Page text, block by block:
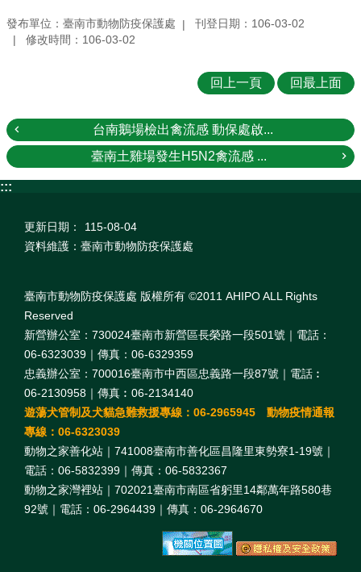
發布單位：臺南市動物防疫保護處
刊登日期：106-03-02
修改時間：106-03-02
回上一頁 回最上面
台南鵝場檢出禽流感 動保處啟...
臺南土雞場發生H5N2禽流感 ...
:::
更新日期：
115-08-04
資料維護：臺南市動物防疫保護處
臺南市動物防疫保護處 版權所有 ©2011 AHIPO ALL Rights
Reserved
新營辦公室：730024臺南市新營區長榮路一段501號｜電話：
06-6323039｜傳真：06-6329359
忠義辦公室：700016臺南市中西區忠義路一段87號｜電話︰
06-2130958｜傳真︰06-2134140
遊蕩犬管制及犬貓急難救援專線：06-2965945 動物疫情通報
專線：06-6323039
動物之家善化站｜741008臺南市善化區昌隆里東勢寮1-19號｜
電話：06-5832399｜傳真：06-5832367
動物之家灣裡站｜702021臺南市南區省躬里14鄰萬年路580巷
92號｜電話：06-2964439｜傳真：06-2964670